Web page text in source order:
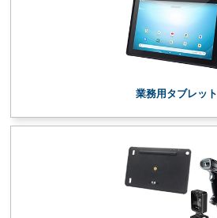
業務用タブレット